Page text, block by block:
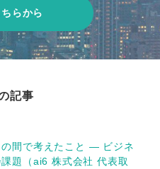
らから
記事
の間で考えたこと ― ビジネ
題（ai6 株式会社 代表取